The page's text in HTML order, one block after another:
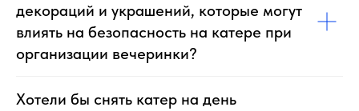
декораций и украшений, которые могут
влиять на безопасность на катере при
организации вечеринки?
Хотели бы снять катер на день